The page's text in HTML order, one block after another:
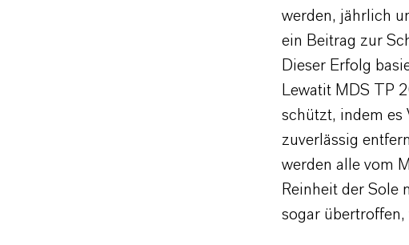
werden, jährlich
ein Beitrag zur
Dieser Erfolg
Lewatit MDS TP
schützt, indem es
zuverlässig
werden alle vom
Reinheit der Sole
sogar